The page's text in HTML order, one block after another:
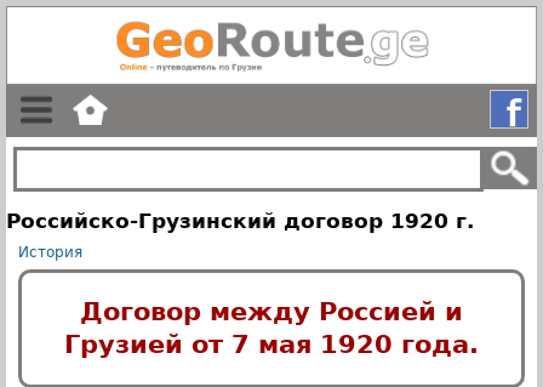
Российско-Грузинский договор 1920 г.
История
Договор между Россией и
Грузией от 7 мая 1920 года.